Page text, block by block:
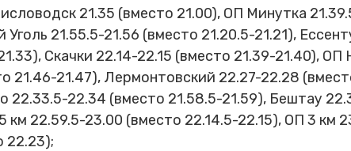
21.35 (вместо 21.00), ОП Минутка
21.55.5-21.56 (вместо 21.20.5-21.21),
Скачки 22.14-22.15 (вместо 21.39-21.40), ОП
21.46-21.47), Лермонтовский 22.27-22.28
22.33.5-22.34 (вместо 21.58.5-21.59), Бештау
22.59.5-23.00 (вместо 22.14.5-22.15), ОП 3 км
22.23);